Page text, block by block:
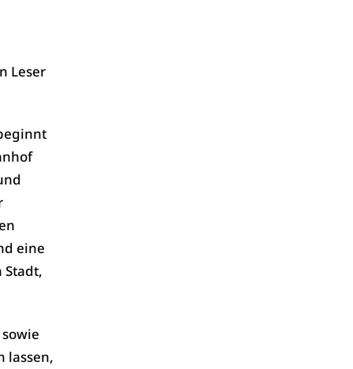
Leser
eine
lassen,